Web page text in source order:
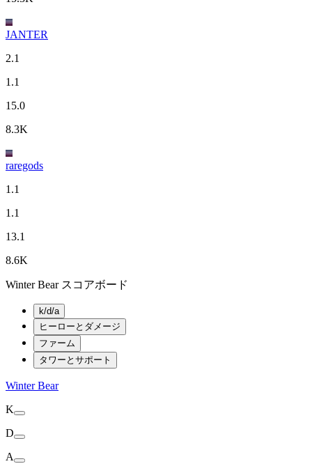
JANTER
2.1
1.1
15.0
8.3K
raregods
1.1
1.1
13.1
8.6K
Winter Bear スコアボード
k/d/a
ヒーローとダメージ
ファーム
タワーとサポート
Winter Bear
K
D
A